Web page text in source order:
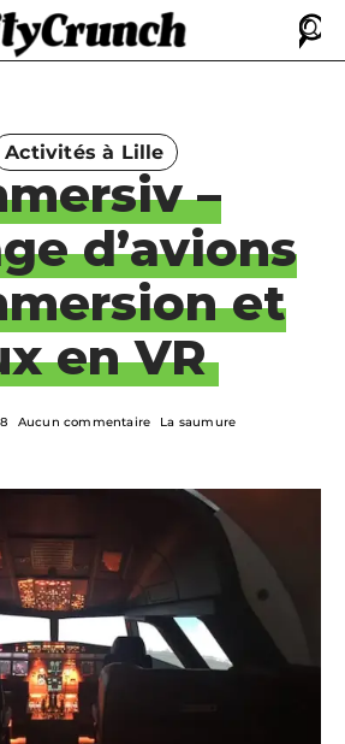
Activités à Lille
–
d’avions
et
en VR
Aucun commentaire La saumure